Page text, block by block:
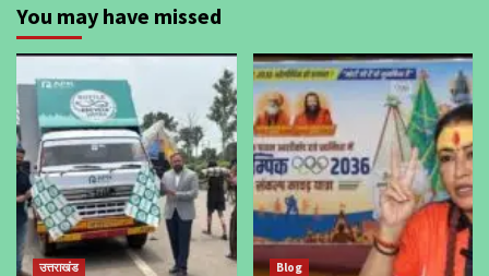
You may have missed
उत्तराखंड Blog